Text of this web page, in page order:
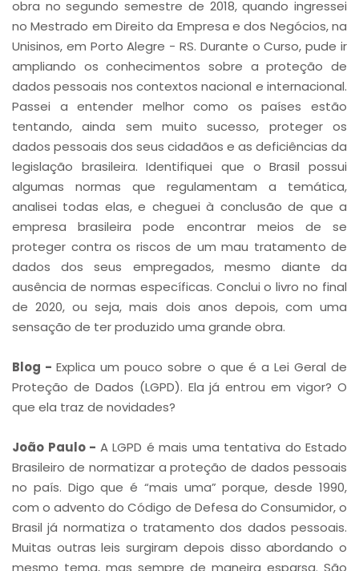
obra no segundo semestre de 2018, quando ingressei
no Mestrado em Direito da Empresa e dos Negócios, na
Unisinos, em Porto Alegre - RS. Durante o Curso, pude ir
ampliando os conhecimentos sobre a proteção de
dados pessoais nos contextos nacional e internacional.
Passei a entender melhor como os países estão
tentando, ainda sem muito sucesso, proteger os
dados pessoais dos seus cidadãos e as deficiências da
legislação brasileira. Identifiquei que o Brasil possui
algumas normas que regulamentam a temática,
analisei todas elas, e cheguei à conclusão de que a
empresa brasileira pode encontrar meios de se
proteger contra os riscos de um mau tratamento de
dados dos seus empregados, mesmo diante da
ausência de normas específicas. Conclui o livro no final
de 2020, ou seja, mais dois anos depois, com uma
sensação de ter produzido uma grande obra.
Blog -Explica um pouco sobre o que é a Lei Geral de
Proteção de Dados (LGPD). Ela já entrou em vigor? O
que ela traz de novidades?
João Paulo - A LGPD é mais uma tentativa do Estado
Brasileiro de normatizar a proteção de dados pessoais
no país. Digo que é “mais uma” porque, desde 1990,
com o advento do Código de Defesa do Consumidor, o
Brasil já normatiza o tratamento dos dados pessoais.
Muitas outras leis surgiram depois disso abordando o
mesmo tema, mas sempre de maneira esparsa. São